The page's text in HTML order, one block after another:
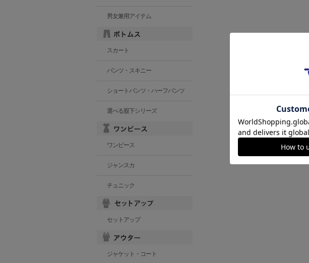
男女兼用アイテム
スカート
パンツ・スキニー
ショートパンツ・ハーフパンツ
選べる股下シリーズ
ワンピース
ジャンスカ
チュニック
セットアップ
ジャケット・コート